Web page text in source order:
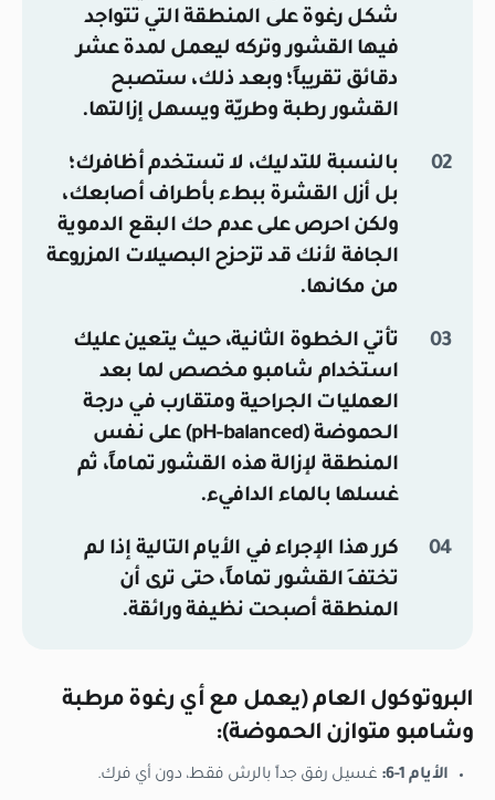
شكل رغوة على المنطقة التي تتواجد
فيها القشور وتركه ليعمل لمدة عشر
دقائق تقريباً؛ وبعد ذلك، ستصبح
القشور رطبة وطريّة ويسهل إزالتها.
بالنسبة للتدليك، لا تستخدم أظافرك؛
بل أزل القشرة ببطء بأطراف أصابعك،
ولكن احرص على عدم حك البقع الدموية
الجافة لأنك قد تزحزح البصيلات المزروعة
من مكانها.
تأتي الخطوة الثانية، حيث يتعين عليك
استخدام شامبو مخصص لما بعد
العمليات الجراحية ومتقارب في درجة
الحموضة (pH-balanced) على نفس
المنطقة لإزالة هذه القشور تماماً، ثم
غسلها بالماء الدافيء.
كرر هذا الإجراء في الأيام التالية إذا لم
تختفِ القشور تماماً، حتى ترى أن
المنطقة أصبحت نظيفة ورائقة.
البروتوكول العام (يعمل مع أي رغوة مرطبة
وشامبو متوازن الحموضة):
الأيام 1-6: غسيل رفق جداً بالرش فقط، دون أي فرك.